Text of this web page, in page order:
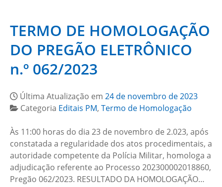
TERMO DE HOMOLOGAÇÃO
DO PREGÃO ELETRÔNICO
n.º 062/2023
Última Atualização em 24 de novembro de 2023
Categoria Editais PM, Termo de Homologação
Às 11:00 horas do dia 23 de novembro de 2.023, após
constatada a regularidade dos atos procedimentais, a
autoridade competente da Polícia Militar, homologa a
adjudicação referente ao Processo 202300002018860,
Pregão 062/2023. RESULTADO DA HOMOLOGAÇÃO…